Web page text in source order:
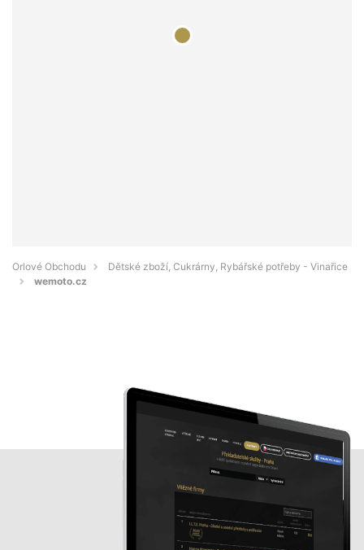
Orlové Obchodu
Dětské zboží, Cukrárny, Rybářské potřeby - Vinařice
wemoto.cz